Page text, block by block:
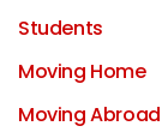
Students
Moving Home
Moving Abroad